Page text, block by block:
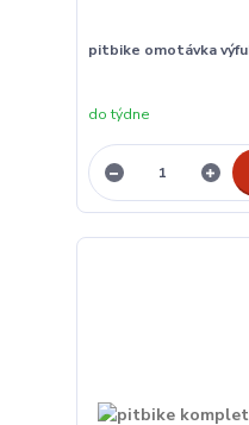
pitbike omotávka
do týdne